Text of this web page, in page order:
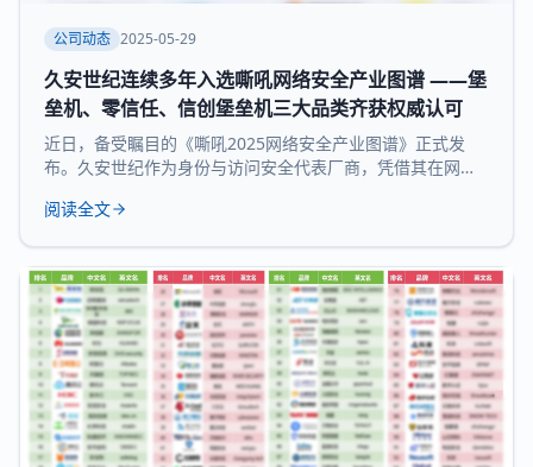
公司动态 2025-05-29
久安世纪连续多年入选嘶吼网络安全产业图谱 ——堡
垒机、零信任、信创堡垒机三大品类齐获权威认可
近日，备受瞩目的《嘶吼2025网络安全产业图谱》正式发
布。久安世纪作为身份与访问安全代表厂商，凭借其在网络
垒机、零信任、信创堡垒机 三大细分领域，再次展现了领先
图谱》凭借深入的调研、专业的分析，全景式展现网络安全
产业的最新态势，挖掘潜在发展机遇，为
阅读全文